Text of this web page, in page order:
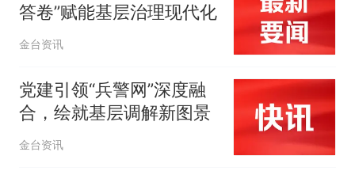
答卷”赋能基层治理现代化
金台资讯
党建引领“兵警网”深度融
合，绘就基层调解新图景
金台资讯